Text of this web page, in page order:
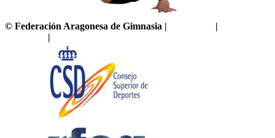
© Federación Aragonesa de Gimnasia | |
|